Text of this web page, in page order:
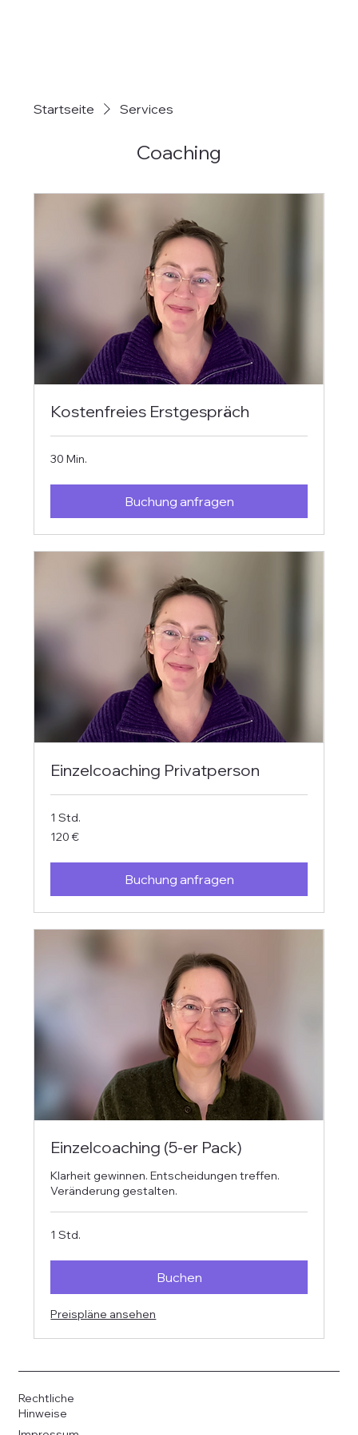
Startseite Services
Coaching
Kostenfreies Erstgespräch
30 Min.
Buchung anfragen
Einzelcoaching Privatperson
1 Std.
120
Euro
120 €
Buchung anfragen
Einzelcoaching (5-er Pack)
Klarheit gewinnen. Entscheidungen treffen.
Veränderung gestalten.
1 Std.
Buchen
Preispläne ansehen
Rechtliche
Hinweise